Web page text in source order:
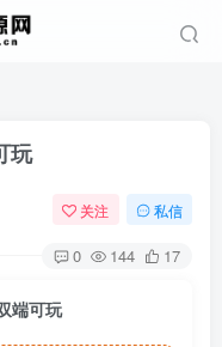
玩
关注 私信
0 144 17
端可玩